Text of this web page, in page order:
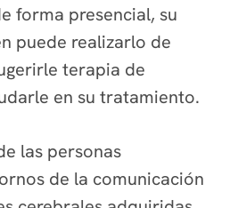
forma presencial, su
puede realizarlo de
terapia de
en su tratamiento.
las personas
de la comunicación